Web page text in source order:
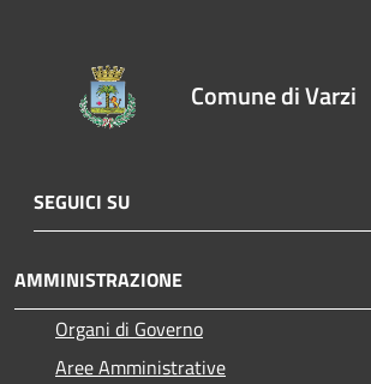
Comune di Varzi
SEGUICI SU
AMMINISTRAZIONE
Organi di Governo
Aree Amministrative